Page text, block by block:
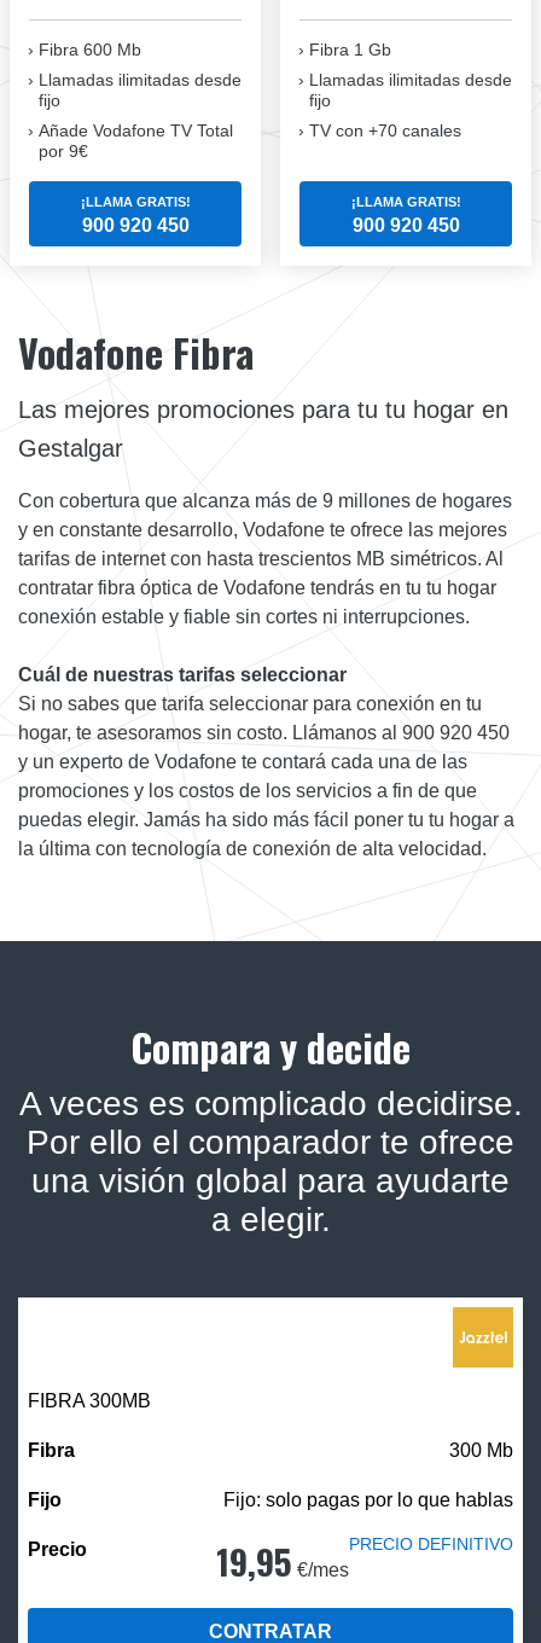
Fibra 600 Mb
Llamadas ilimitadas desde
fijo
Añade Vodafone TV Total
por 9€
¡LLAMA GRATIS!
900 920 450
Fibra 1 Gb
Llamadas ilimitadas desde
fijo
TV con +70 canales
¡LLAMA GRATIS!
900 920 450
Vodafone Fibra
Las mejores promociones para tu tu hogar en
Gestalgar
Con cobertura que alcanza más de 9 millones de hogares
y en constante desarrollo, Vodafone te ofrece las mejores
tarifas de internet con hasta trescientos MB simétricos. Al
contratar fibra óptica de Vodafone tendrás en tu tu hogar
conexión estable y fiable sin cortes ni interrupciones.
Cuál de nuestras tarifas seleccionar
Si no sabes que tarifa seleccionar para conexión en tu
hogar, te asesoramos sin costo. Llámanos al 900 920 450
y un experto de Vodafone te contará cada una de las
promociones y los costos de los servicios a fin de que
puedas elegir. Jamás ha sido más fácil poner tu tu hogar a
la última con tecnología de conexión de alta velocidad.
Compara y decide
A veces es complicado decidirse.
Por ello el comparador te ofrece
una visión global para ayudarte
a elegir.
FIBRA 300MB
300 Mb
Fijo: solo pagas por lo que hablas
19,95 €/mes
PRECIO DEFINITIVO
CONTRATAR